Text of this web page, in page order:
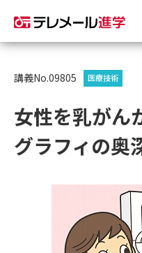
資料請求
大学・短大の資料種類か
総合型選抜・学校推薦型選抜 募
講義No.09805 医療技術
女性を乳がん
グラフィの奥